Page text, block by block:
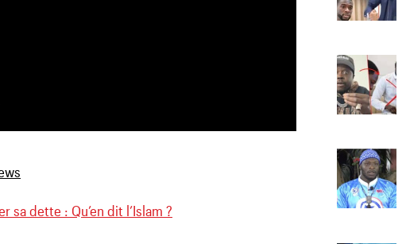
sa dette : Qu’en dit l’Islam ?